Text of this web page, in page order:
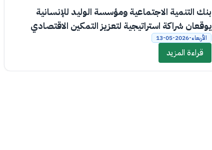
بنك التنمية الاجتماعية ومؤسسة الوليد للإنسانية
يوقعان شراكة استراتيجية لتعزيز التمكين الاقتصادي
والاجتماعي
الأربعاء-2026-05-13
قراءة المزيد